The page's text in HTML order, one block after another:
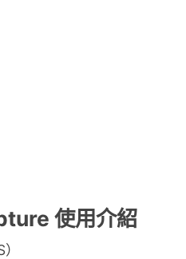
使用介紹